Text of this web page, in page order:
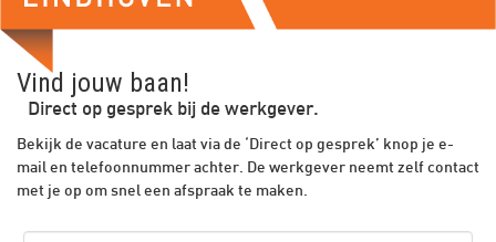
Vind jouw baan!
Direct op gesprek bij de werkgever.
Bekijk de vacature en laat via de ‘Direct op gesprek’ knop je e-
mail en telefoonnummer achter. De werkgever neemt zelf contact
met je op om snel een afspraak te maken.